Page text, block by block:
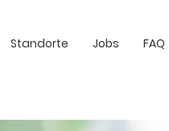
Standorte Jobs FAQ